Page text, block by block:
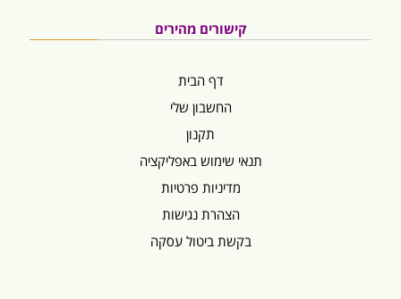
קישורים מהירים
דף הבית
החשבון שלי
תקנון
תנאי שימוש באפליקציה
מדיניות פרטיות
הצהרת נגישות
בקשת ביטול עסקה